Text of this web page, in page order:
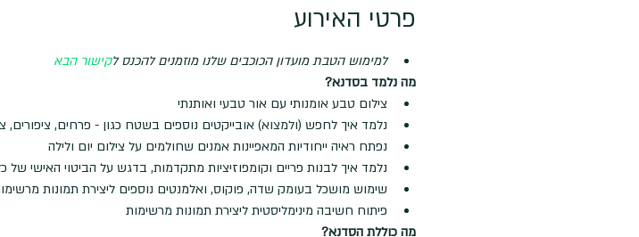
פרטי האירוע
למימוש הטבת מועדון הכוכבים שלנו מוזמנים להכנס לקישור הבא
מה נלמד בסדנא?
צילום טבע אומנותי עם אור טבעי ואותנתי
נלמד איך לחפש (ולמצוא) אובייקטים נוספים בשטח כגון - פרחים, ציפורים,
נפתח ראיה ייחודיות המאפיינות אמנים שחולמים על צילום יום ולילה
נלמד איך לבנות פריים וקומפוזיציות מתקדמות, בדגש על הביטוי האישי
שימוש מושכל בעומק שדה, פוקוס, ואלמנטים נוספים ליצירת תמונות
פיתוח חשיבה מינימליסטית ליצירת תמונות מרשימות
מה כוללת הסדנא?